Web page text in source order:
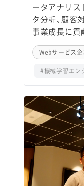
ータアナリス
タ分析、顧客
事業成長に貢
Webサービス
#機械学習エン